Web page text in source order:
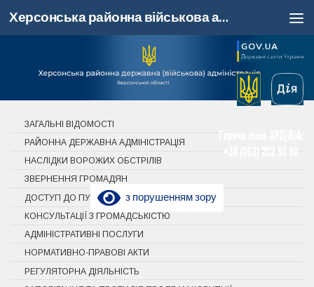
Skip to content Херсонська районна військова адміністрація, Херсонська область
з порушенням зору
ЗАГАЛЬНІ ВІДОМОСТІ
РАЙОННА ДЕРЖАВНА АДМІНІСТРАЦІЯ
НАСЛІДКИ ВОРОЖИХ ОБСТРІЛІВ
ЗВЕРНЕННЯ ГРОМАДЯН
ДОСТУП ДО ПУБЛІЧНОЇ ІНФОРМАЦІЇ
КОНСУЛЬТАЦІЇ З ГРОМАДСЬКІСТЮ
АДМІНІСТРАТИВНІ ПОСЛУГИ
НОРМАТИВНО-ПРАВОВІ АКТИ
РЕГУЛЯТОРНА ДІЯЛЬНІСТЬ